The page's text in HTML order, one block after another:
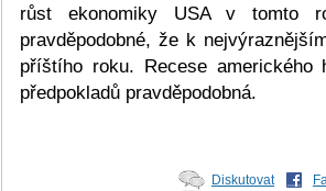
růst ekonomiky USA v tomto
pravděpodobné, že k
příštího roku. Recese
předpokladů pravděpodobná.
Diskutovat